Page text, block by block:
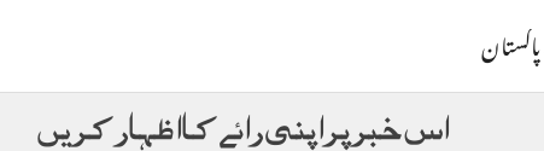
پاکستان
اس خبر پر اپنی رائے کا اظہار کریں